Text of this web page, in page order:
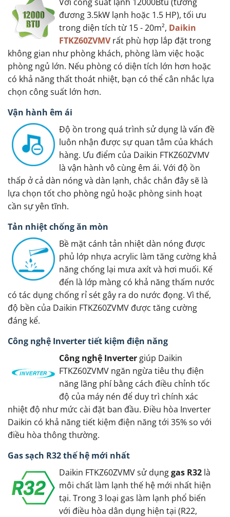
đương 3.5kW lạnh hoặc 1.5 HP), tối ưu
trong diện tích từ 15 - 20m², Daikin
FTKZ60ZVMVrất phù hợp lắp đặt trong
không gian như phòng khách, phòng làm việc hoặc
phòng ngủ lớn. Nếu phòng có diện tích lớn hơn hoặc
có khả năng thất thoát nhiệt, bạn có thể cân nhắc lựa
chọn công suất lớn hơn.
Vận hành êm ái
Độ ồn trong quá trình sử dụng là vấn đề
luôn nhận được sự quan tâm của khách
hàng. Ưu điểm của Daikin FTKZ60ZVMV
là vận hành vô cùng êm ái. Với độ ồn
thấp ở cả dàn nóng và dàn lạnh, chắc chắn đây sẽ là
lựa chọn tốt cho phòng ngủ hoặc phòng sinh hoạt
cần sự yên tĩnh.
Tản nhiệt chống ăn mòn
Bề mặt cánh tản nhiệt dàn nóng được
phủ lớp nhựa acrylic làm tăng cường khả
năng chống lại mưa axít và hơi muối. Kế
đến là lớp màng có khả năng thấm nước
có tác dụng chống rỉ sét gây ra do nước đọng. Vì thế,
độ bền của Daikin FTKZ60ZVMV được tăng cường
đáng kể.
Công nghệ Inverter tiết kiệm điện năng
Công nghệ Inverter giúp Daikin
FTKZ60ZVMV ngăn ngừa tiêu thụ điện
năng lãng phí bằng cách điều chỉnh tốc
độ của máy nén để duy trì chính xác
nhiệt độ như mức cài đặt ban đầu. Điều hòa Inverter
Daikin có khả năng tiết kiệm điện năng tới 35% so với
điều hòa thông thường.
Gas sạch R32 thế hệ mới nhất
Daikin FTKZ60ZVMV sử dụnggas R32 là
môi chất làm lạnh thế hệ mới nhất hiện
tại. Trong 3 loại gas làm lạnh phổ biến
với điều hòa dân dụng hiện tại (R22,